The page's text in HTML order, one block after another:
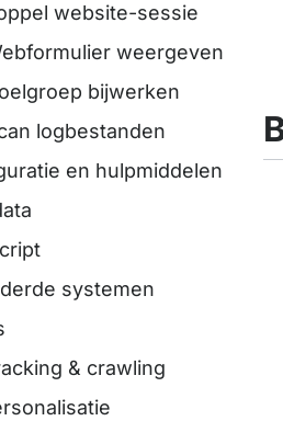
website-sessie
weergeven
bijwerken
logbestanden
en hulpmiddelen
systemen
& crawling